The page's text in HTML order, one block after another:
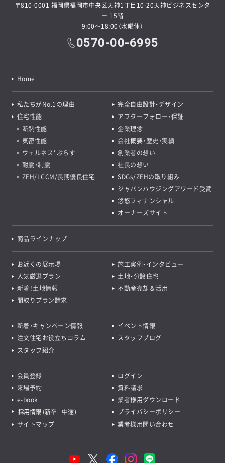
〒810-0001 福岡県福岡市中央区天神1丁目10-20天神ビジネスセンタ
ー 15階
9:00～18:00（水曜休）
0570-00-6995
Home
私たちがNo.1の理由
完全自由設計・デザイン
住宅性能
断熱性能
気密性能
ウェルネス*ぷらす
耐震・制震
ZEH/LCCM/長期優良住宅
アフターフォロー・保証
企業理念
会社概要・歴史・実績
創業者の想い
社長の想い
SDGs/ZEHの取り組み
ジャパンハウジングアワード受賞
悠悠フィナンシャル
オーナーズサイト
商品ラインナップ
お近くの展示場
施工実例・インタビュー
人気厳選プラン
土地・分譲住宅
新着！土地情報
不動産売却＆活用
間取りプラン請求
新着・キャンペーン情報
イベント情報
注文住宅お役立ちコラム
スタッフブログ
スタッフ紹介
会員登録
ログイン
来場予約
資料請求
e-book
業者様用ダウンロード
採用情報 (新卒･ 中途)
プライバシーポリシー
サイトマップ
業者様用問い合わせ